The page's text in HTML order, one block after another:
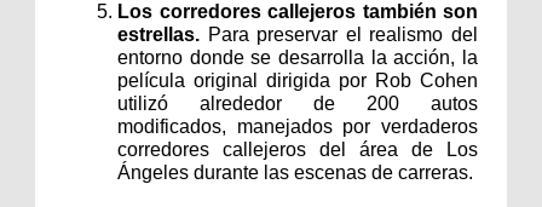
Los corredores callejeros también son
estrellas. Para preservar el realismo del
entorno donde se desarrolla la acción, la
película original dirigida por Rob Cohen
utilizó alrededor de 200 autos
modificados, manejados por verdaderos
corredores callejeros del área de Los
Ángeles durante las escenas de carreras.